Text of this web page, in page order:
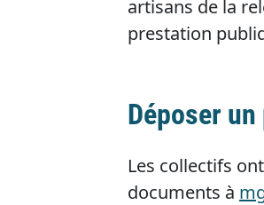
artisans de la
prestation
Déposer
Les collectifs
documents à